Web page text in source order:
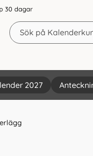
30 dagar
2027